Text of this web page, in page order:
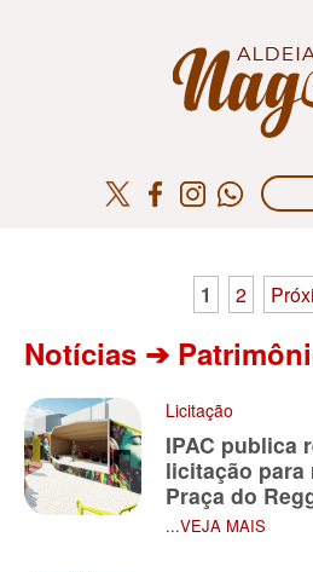
de
1 2
Notícias ➔
Licitação
IPAC publica
licitação para
Praça do
...VEJA MAIS